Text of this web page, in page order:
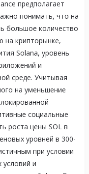
предполагает
понимать, что на
большое количество
на крипторынке,
Solana, уровень
и
среде. Учитывая
на уменьшение
социальные
роста цены SOL в
уровней в 300-
при условии
условий и